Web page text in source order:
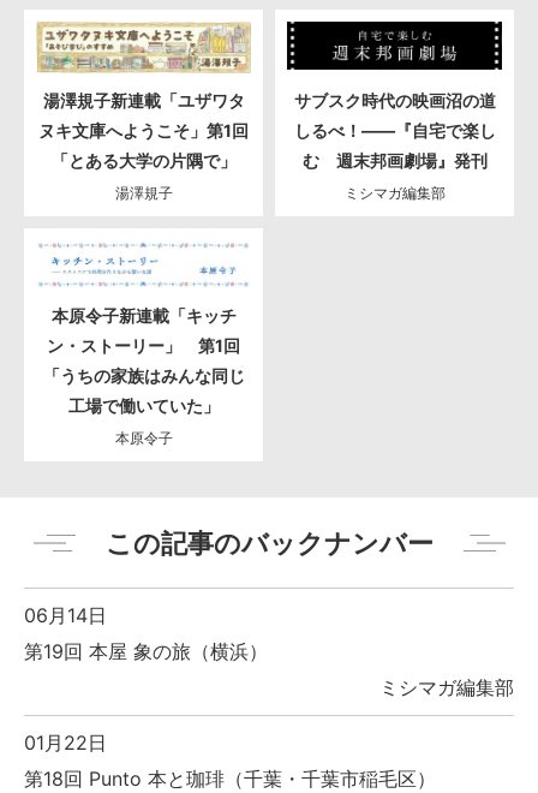
湯澤規子新連載「ユザワタ
ヌキ文庫へようこそ」第1回
「とある大学の片隅で」
湯澤規子
サブスク時代の映画沼の道
しるべ！――『自宅で楽し
む 週末邦画劇場』発刊
ミシマガ編集部
本原令子新連載「キッチ
ン・ストーリー」 第1回
「うちの家族はみんな同じ
工場で働いていた」
本原令子
この記事のバックナンバー
06月14日
第19回 本屋 象の旅（横浜）
ミシマガ編集部
01月22日
第18回 Punto 本と珈琲（千葉・千葉市稲毛区）